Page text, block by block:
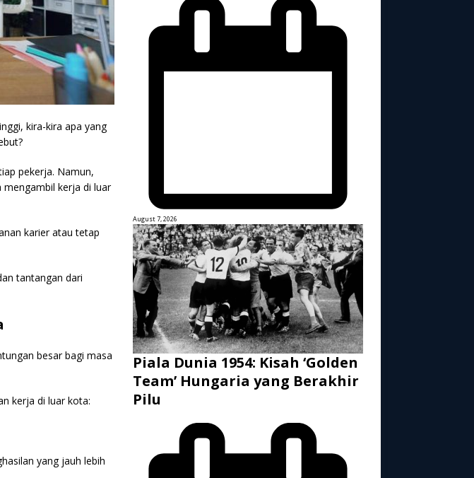
kira-kira apa yang
pekerja. Namun,
kerja di luar
karier atau tetap
tantangan dari
besar bagi masa
kerja di luar kota:
yang jauh lebih
August 7, 2026
Piala Dunia 1954: Kisah ‘Golden
Team’ Hungaria yang Berakhir
Pilu